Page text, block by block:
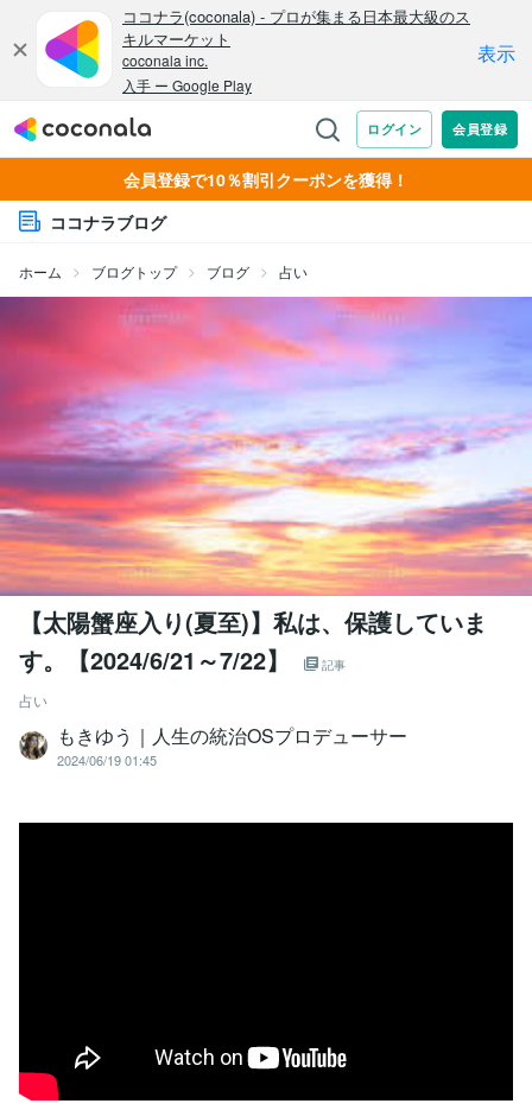
会員登録で10％割引クーポンを獲得！
ココナラブログ
ホーム ブログトップ ブログ 占い
【太陽蟹座入り(夏至)】私は、保護していま
す。【2024/6/21～7/22】
記事
占い
もきゆう｜人生の統治OSプロデューサー
2024/06/19 01:45